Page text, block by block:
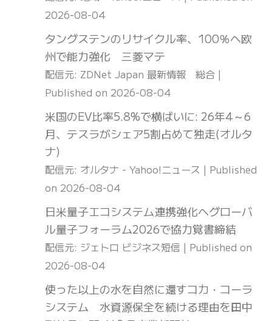
2026-08-04
タングステンのリサイクル率、100％へ欧
州で能力強化 三菱マテ
配信元: ZDNet Japan 最新情報 総合
Published on 2026-08-04
米国のEV比率5.8%で横ばいに: 26年4～6
月、テスラがシェア5割占めて独走(オルタ
ナ)
配信元: オルタナ - Yahoo!ニュース
Published
on 2026-08-04
日米量子エコシステム連携強化へグローバ
ル量子フォーラム2026で協力覚書締結
配信元: ジェトロ ビジネス短信
Published on
2026-08-04
使った以上の水を自然に還すコカ・コーラ
システム 水資源保全を続ける理由を田中